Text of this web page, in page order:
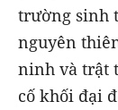
trường sinh
nguyên
ninh và trật
cố khối đại